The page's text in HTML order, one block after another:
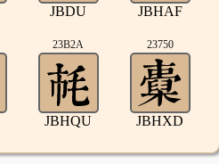
JBDU JBHAF
23B2A
JBHQU
23750
JBHXD